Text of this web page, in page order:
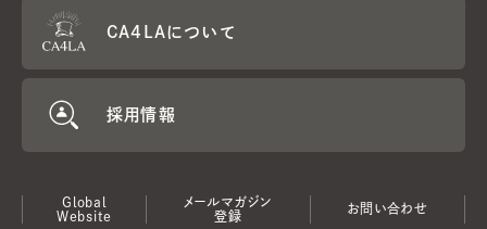
CA4LAについて
採用情報
Global
Website
メールマガジン
登録
お問い合わせ